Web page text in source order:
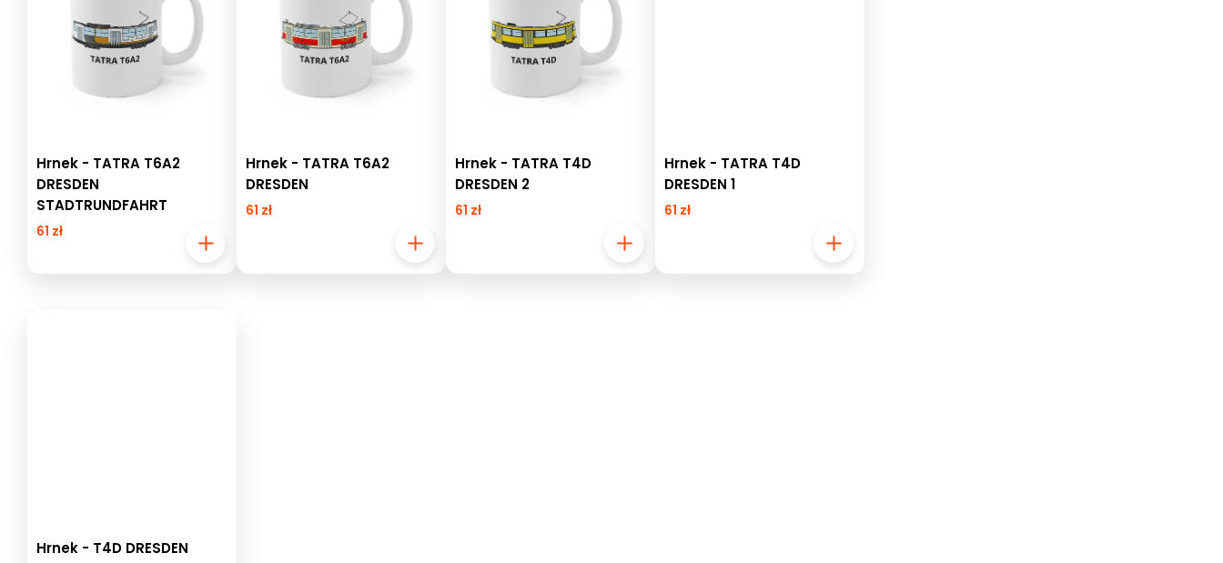
Hrnek - TATRA T6A2
DRESDEN
STADTRUNDFAHRT
61 zł
Hrnek - TATRA T6A2
DRESDEN
61 zł
Hrnek - TATRA T4D
DRESDEN 2
61 zł
Hrnek - TATRA T4D
DRESDEN 1
61 zł
Hrnek - T4D DRESDEN